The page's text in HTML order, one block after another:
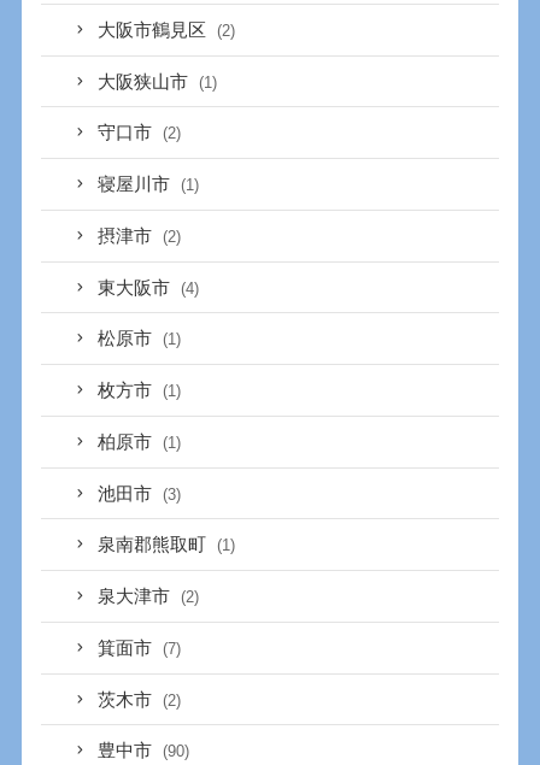
大阪市鶴見区 (2)
大阪狭山市 (1)
守口市 (2)
寝屋川市 (1)
摂津市 (2)
東大阪市 (4)
松原市 (1)
枚方市 (1)
柏原市 (1)
池田市 (3)
泉南郡熊取町 (1)
泉大津市 (2)
箕面市 (7)
茨木市 (2)
豊中市 (90)